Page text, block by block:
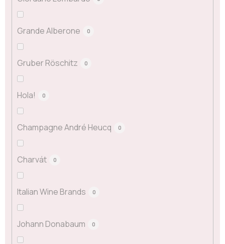
Grande Alberone 0
Gruber Röschitz 0
Hola! 0
Champagne André Heucq 0
Charvát 0
Italian Wine Brands 0
Johann Donabaum 0